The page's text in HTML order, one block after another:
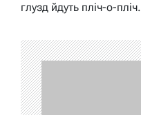
глузд йдуть пліч-о-пліч.